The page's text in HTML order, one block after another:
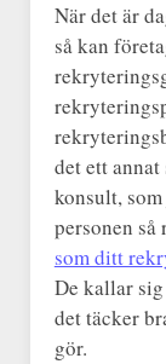
När det är
så kan
det ett
konsult,
personen så
som ditt
De kallar
det täcker
gör.